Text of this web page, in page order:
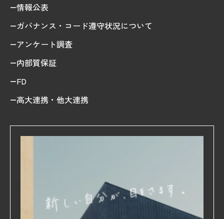
情報公表
ガバナンス・コード遵守状況について
アンケート調査
内部質保証
FD
高大連携・他大連携